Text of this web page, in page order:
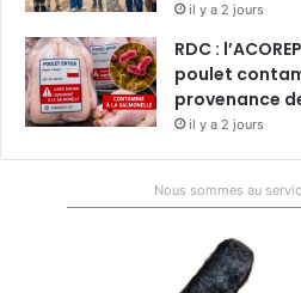
il y a 2 jours
RDC :
poulet
provenance
il y a 2 jours
Nous sommes au